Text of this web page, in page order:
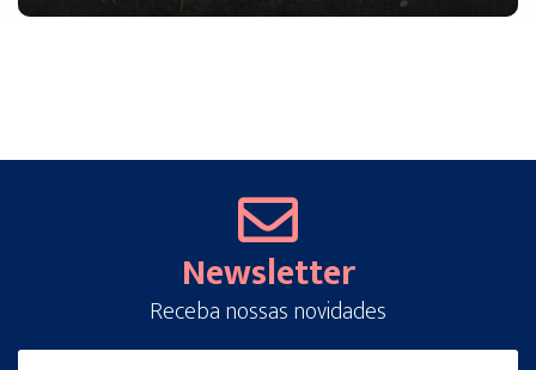
Newsletter
Receba nossas novidades